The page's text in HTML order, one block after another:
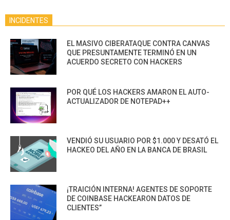
INCIDENTES
EL MASIVO CIBERATAQUE CONTRA CANVAS
QUE PRESUNTAMENTE TERMINÓ EN UN
ACUERDO SECRETO CON HACKERS
POR QUÉ LOS HACKERS AMARON EL AUTO-
ACTUALIZADOR DE NOTEPAD++
VENDIÓ SU USUARIO POR $1.000 Y DESATÓ EL
HACKEO DEL AÑO EN LA BANCA DE BRASIL
¡TRAICIÓN INTERNA! AGENTES DE SOPORTE
DE COINBASE HACKEARON DATOS DE
CLIENTES”